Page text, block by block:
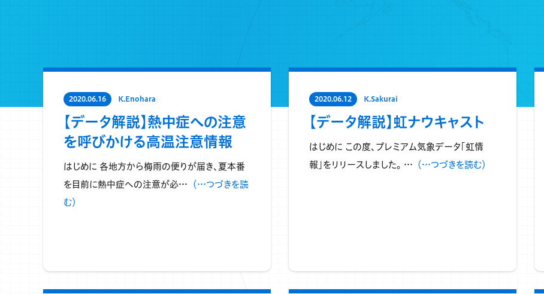
2020.06.16 K.Enohara
【データ解説】熱中症への注意
を呼びかける高温注意情報
はじめに 各地方から梅雨の便りが届き、夏本番
を目前に熱中症への注意が必… （…つづきを読
む）
2020.06.12 K.Sakurai
【データ解説】虹ナウキャスト
はじめに この度、プレミアム気象データ「虹情
報」をリリースしました。 … （…つづきを読む）